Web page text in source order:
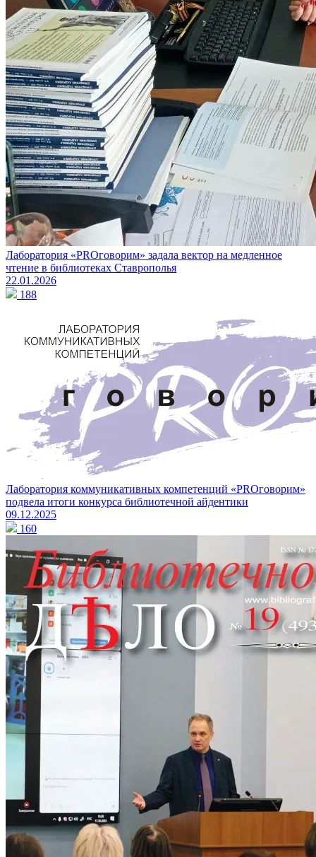
Лаборатория «PROговорим» задала вектор на медленное
чтение в библиотеках Ставрополья
22.01.2026
188
Лаборатория коммуникативных компетенций «PROговорим»
подвела итоги конкурса библиотечной айдентики
09.12.2025
160